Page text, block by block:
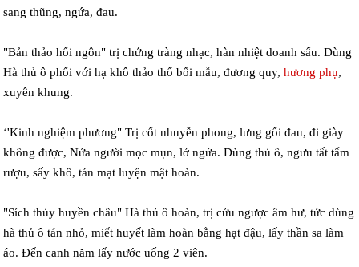
sang thũng, ngứa, đau.
"Bản thảo hối ngôn" trị chứng tràng nhạc, hàn nhiệt doanh sấu. Dùng
Hà thủ ô phối với hạ khô thảo thổ bối mẫu, đương quy,hương phụ,
xuyên khung.
‘'Kinh nghiệm phương" Trị cốt nhuyễn phong, lưng gối đau, đi giày
không được, Nửa người mọc mụn, lở ngứa. Dùng thủ ô, ngưu tất tẩm
rượu, sấy khô, tán mạt luyện mật hoàn.
"Sích thủy huyền châu" Hà thủ ô hoàn, trị cửu ngược âm hư, tức dùng
hà thủ ô tán nhỏ, miết huyết làm hoàn bằng hạt đậu, lấy thần sa làm
áo. Đến canh năm lấy nước uống 2 viên.